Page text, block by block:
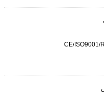
CE/ISO9001/